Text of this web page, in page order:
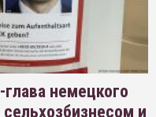
немецкого
и